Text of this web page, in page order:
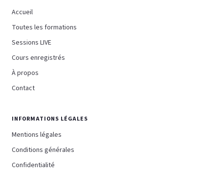
Accueil
Toutes les formations
Sessions LIVE
Cours enregistrés
À propos
Contact
INFORMATIONS LÉGALES
Mentions légales
Conditions générales
Confidentialité